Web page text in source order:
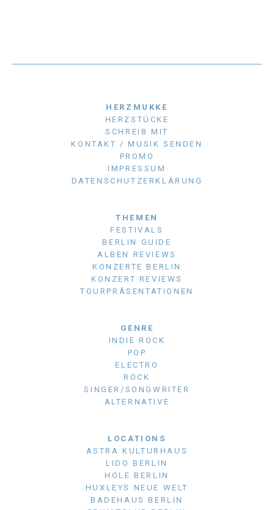
HERZMUKKE
HERZSTÜCKE
SCHREIB MIT
KONTAKT / MUSIK SENDEN
PROMO
IMPRESSUM
DATENSCHUTZERKLÄRUNG
THEMEN
FESTIVALS
BERLIN GUIDE
ALBEN REVIEWS
KONZERTE BERLIN
KONZERT REVIEWS
TOURPRÄSENTATIONEN
GENRE
INDIE ROCK
POP
ELECTRO
ROCK
SINGER/SONGWRITER
ALTERNATIVE
LOCATIONS
ASTRA KULTURHAUS
LIDO BERLIN
HOLE BERLIN
HUXLEYS NEUE WELT
BADEHAUS BERLIN